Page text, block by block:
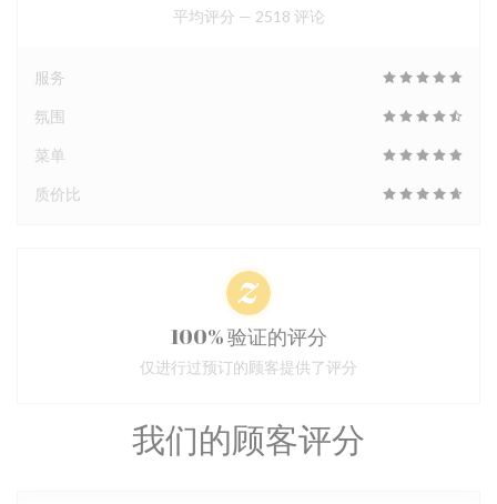
我们的顾客评分
平均评分 — 2518 评论
服务
氛围
菜单
质价比
100% 验证的评分
仅进行过预订的顾客提供了评分